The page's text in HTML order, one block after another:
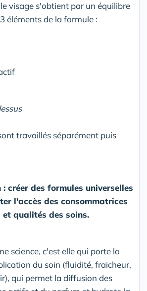
visage s'obtient par un équilibre
éléments de la formule :
travaillés séparément puis
: créer des formules universelles
l'accès des consommatrices
et qualités des soins.
science, c'est elle qui porte la
du soin (fluidité, fraicheur,
qui permet la diffusion des